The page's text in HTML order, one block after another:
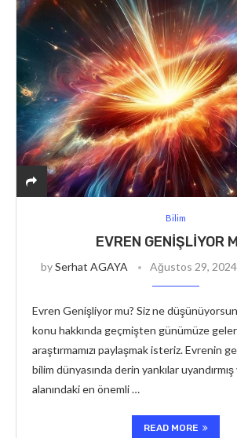
Bilim
EVREN GENIŞLIYOR
bySerhat AGAYA Ağustos 29, 2024
Evren Genişliyor mu? Siz ne
konu hakkında geçmişten günümüze
araştırmamızı paylaşmak isteriz. Evrenin
bilim dünyasında derin yankılar
alanındaki en önemli …
READ MORE